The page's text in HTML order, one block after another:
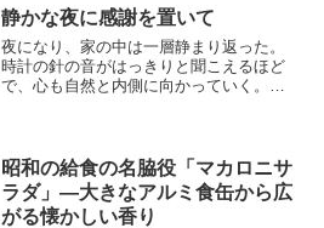
てくる。「お帰り」たったそれだけのや
り取りなのに、胸の奥のど...
静かな夜に感謝を置いて
夜になり、家の中は一層静まり返った。
時計の針の音がはっきりと聞こえるほど
で、心も自然と内側に向かっていく。こ
に、改めて感謝の気持ちが湧...
昭和の給食の名脇役「マカロニサ
ラダ」―大きなアルミ食缶から広
がる懐かしい香り